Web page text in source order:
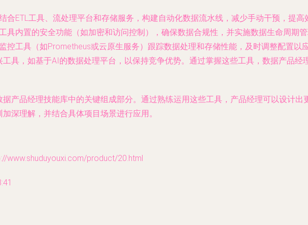
结合ETL工具、流处理平台和存储服务，构建自动化数据流水线，减少手动干预，提高
具内置的安全功能（如加密和访问控制），确保数据合规性，并实施数据生命周期管
控工具（如Prometheus或云原生服务）跟踪数据处理和存储性能，及时调整配置以
具，如基于AI的数据处理平台，以保持竞争优势。通过掌握这些工具，数据产品
产品经理技能库中的关键组成部分。通过熟练运用这些工具，产品经理可以设计
深理解，并结合具体项目场景进行应用。
www.shuduyouxi.com/product/20.html